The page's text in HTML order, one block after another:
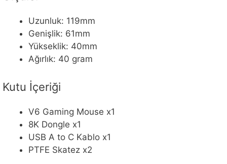
Uzunluk: 119mm
Genişlik: 61mm
Yükseklik: 40mm
Ağırlık: 40 gram
Kutu İçeriği
V6 Gaming Mouse x1
8K Dongle x1
USB A to C Kablo x1
PTFE Skatez x2